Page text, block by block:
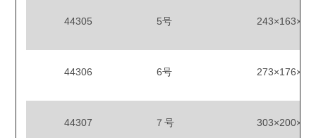
44305 5号 243×163×12
44306 6号 273×176×12
44307 ７号 303×200×12